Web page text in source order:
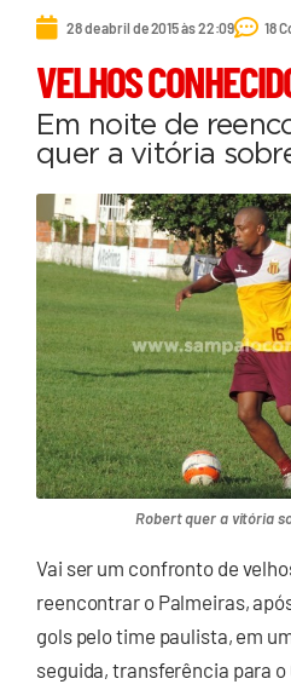
28 de abril de 2015 às 22:09 18
VELHOS
Em noite de
quer a vitória
Robert quer a vitória
Vai ser um confronto de
reencontrar o Palmeiras,
gols pelo time paulista, em
seguida, transferência para